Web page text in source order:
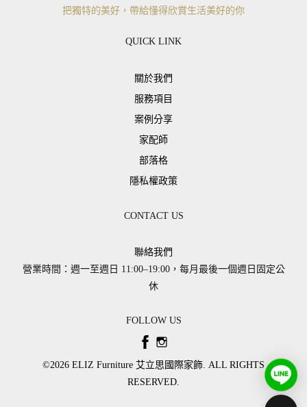
把獨特的美好，帶給懂得欣賞生活美好的你
QUICK LINK
關於我們
服務項目
案例分享
家配師
部落格
隱私權政策
CONTACT US
聯絡我們
營業時間：週一至週日 11:00–19:00，每月最後一個週日固定公
休
FOLLOW US
©2026 ​ELIZ Furniture 艾立思國際家飾. ALL RIGHTS
RESERVED.